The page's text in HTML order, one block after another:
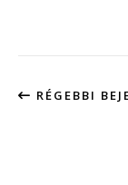
RÉGEBBI